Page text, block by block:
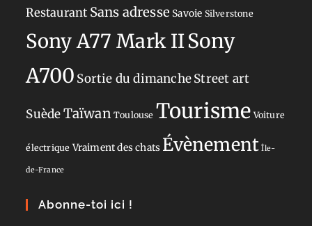
Restaurant Sans adresse Savoie Silverstone
Sony A77 Mark IISony
A700 Sortie du dimancheStreet art
SuèdeTaïwan Toulouse Tourisme Voiture
électrique Vraiment des chats Évènement Île-
de-France
Abonne-toi ici !